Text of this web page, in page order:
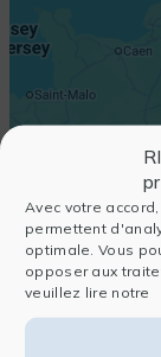
Avec votre
permettent
optimale. Vous
opposer aux
veuillez lire notre